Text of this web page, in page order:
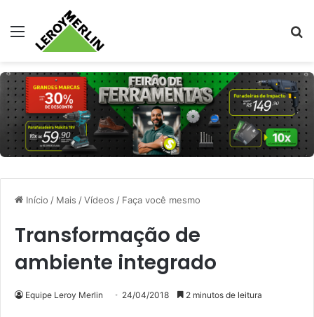
Menu
Início / Mais /Vídeos / Faça você mesmo
Transformação de
ambiente integrado
Equipe Leroy Merlin 24/04/2018 2 minutos de leitura